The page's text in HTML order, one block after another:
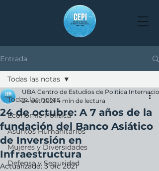
Entrada
Todas las notas
Economía Política
Asuntos Humanitarios
Mujeres y Diversidades
Defensa y Seguridad
Todas las notas
24 de octubre: A 7 años de la
fundación del Banco Asiático
de Inversión en
Infraestructura
UBA Centro de Estudios de Política
24 oct 2021 4 min de lectura
Actualizado:3 dic 2021